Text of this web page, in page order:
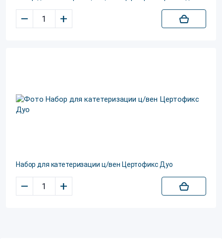
– +
Набор для катетеризации ц/вен Цертофикс Дуо
– +